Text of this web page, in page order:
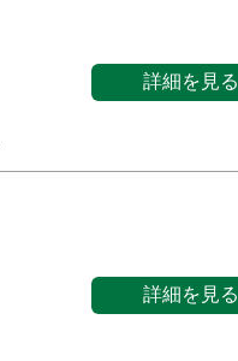
詳細を見る
詳細を見る